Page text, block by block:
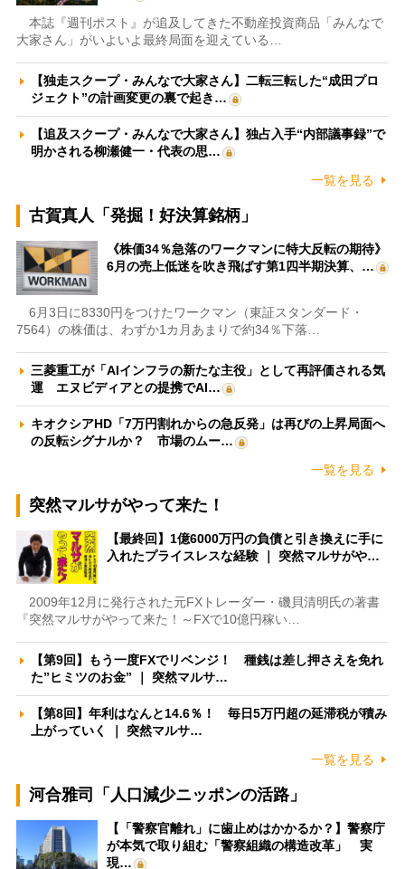
本誌『週刊ポスト』が追及してきた不動産投資商品「みんなで
大家さん」がいよいよ最終局面を迎えている…
【独走スクープ・みんなで大家さん】二転三転した“成田プロ
ジェクト”の計画変更の裏で起き…
【追及スクープ・みんなで大家さん】独占入手“内部議事録”で
明かされる柳瀬健一・代表の思…
一覧を見る
古賀真人「発掘！好決算銘柄」
《株価34％急落のワークマンに特大反転の期待》
6月の売上低迷を吹き飛ばす第1四半期決算、…
6月3日に8330円をつけたワークマン（東証スタンダード・
7564）の株価は、わずか1カ月あまりで約34％下落…
三菱重工が「AIインフラの新たな主役」として再評価される気
運 エヌビディアとの提携でAI…
キオクシアHD「7万円割れからの急反発」は再びの上昇局面へ
の反転シグナルか？ 市場のムー…
一覧を見る
突然マルサがやって来た！
【最終回】1億6000万円の負債と引き換えに手に
入れたプライスレスな経験 ｜ 突然マルサがや…
2009年12月に発行された元FXトレーダー・磯貝清明氏の著書
『突然マルサがやって来た！～FXで10億円稼い…
【第9回】もう一度FXでリベンジ！ 種銭は差し押さえを免れ
た”ヒミツのお金” ｜ 突然マルサ…
【第8回】年利はなんと14.6％！ 毎日5万円超の延滞税が積み
上がっていく ｜ 突然マルサ…
一覧を見る
河合雅司「人口減少ニッポンの活路」
【「警察官離れ」に歯止めはかかるか？】警察庁
が本気で取り組む「警察組織の構造改革」 実
現…